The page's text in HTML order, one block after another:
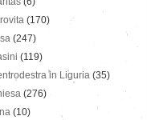
(170)
(247)
(119)
in Liguria (35)
(276)
(10)